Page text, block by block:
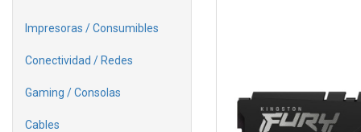
Impresoras / Consumibles
Conectividad / Redes
Gaming / Consolas
Cables